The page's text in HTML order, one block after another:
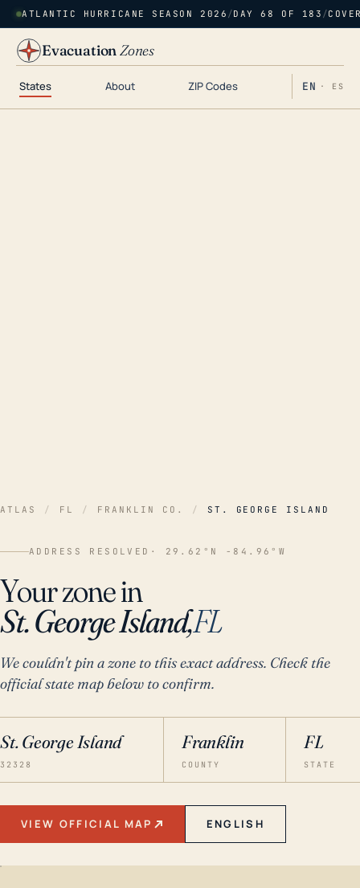
ATLANTIC HURRICANE SEASON 2026 /DAY 68 OF 183 /
EvacuationZones
States About ZIP Codes EN · ES
ATLAS / FL / FRANKLIN CO. / ST. GEORGE ISLAND
ADDRESS RESOLVED · 29.62°N -84.96°W
Your zone in
St. George Island,FL
We couldn't pin a zone to this exact address. Check the
official state map below to confirm.
St. George Island
32328
Franklin
COUNTY
FL
STATE
VIEW OFFICIAL MAP ENGLISH